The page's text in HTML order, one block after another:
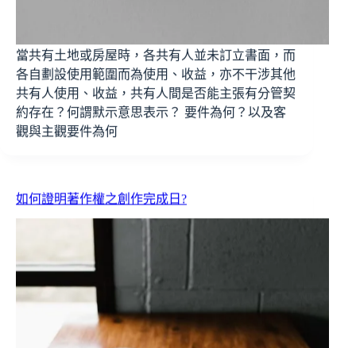
當共有土地或房屋時，各共有人並未訂立書面，而
各自劃設使用範圍而為使用、收益，亦不干涉其他
共有人使用、收益，共有人間是否能主張有分管契
約存在？何謂默示意思表示？ 要件為何？以及客
觀與主觀要件為何
如何證明著作權之創作完成日?